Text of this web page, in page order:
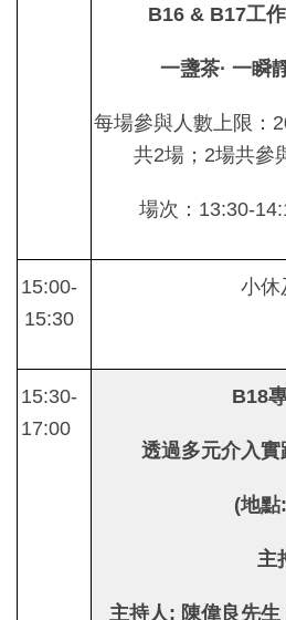
B16 & B17工
一盞茶· 一瞬
每場參與人數上限：
共2場；2場共參
場次：13:30-
15:00-
15:30
小休
15:30-
17:00
B18
透過多元介入
(地點
主
主持人 : 陳偉良先生